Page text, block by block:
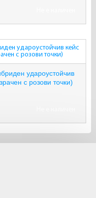
удароустойчив
с розови точки)